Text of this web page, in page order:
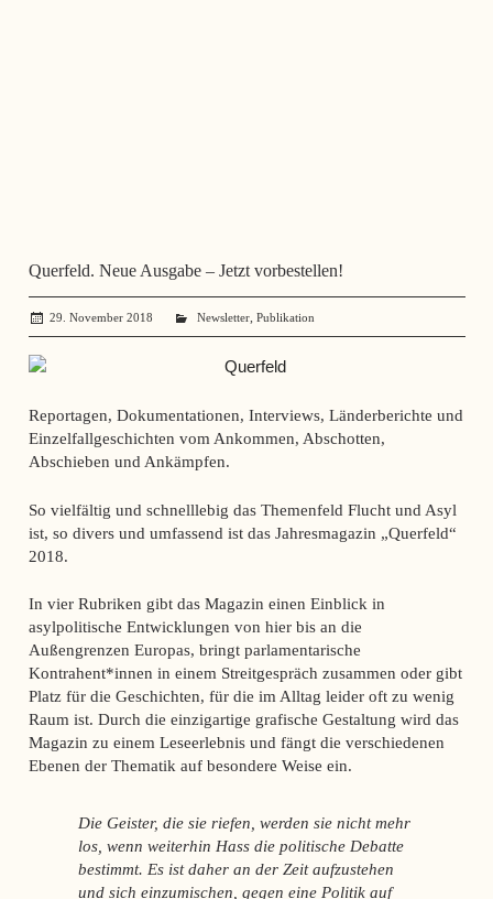
Querfeld. Neue Ausgabe – Jetzt vorbestellen!
29. November 2018 administrator
Newsletter, Publikation
Reportagen, Dokumentationen, Interviews, Länderberichte und
Einzelfallgeschichten vom Ankommen, Abschotten,
Abschieben und Ankämpfen.
So vielfältig und schnelllebig das Themenfeld Flucht und Asyl
ist, so divers und umfassend ist das Jahresmagazin „Querfeld“
2018.
In vier Rubriken gibt das Magazin einen Einblick in
asylpolitische Entwicklungen von hier bis an die
Außengrenzen Europas, bringt parlamentarische
Kontrahent*innen in einem Streitgespräch zusammen oder gibt
Platz für die Geschichten, für die im Alltag leider oft zu wenig
Raum ist. Durch die einzigartige grafische Gestaltung wird das
Magazin zu einem Leseerlebnis und fängt die verschiedenen
Ebenen der Thematik auf besondere Weise ein.
Die Geister, die sie riefen, werden sie nicht mehr
los, wenn weiterhin Hass die politische Debatte
bestimmt. Es ist daher an der Zeit aufzustehen
und sich einzumischen, gegen eine Politik auf